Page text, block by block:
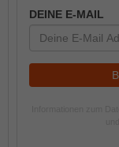
DEINE E-MAIL